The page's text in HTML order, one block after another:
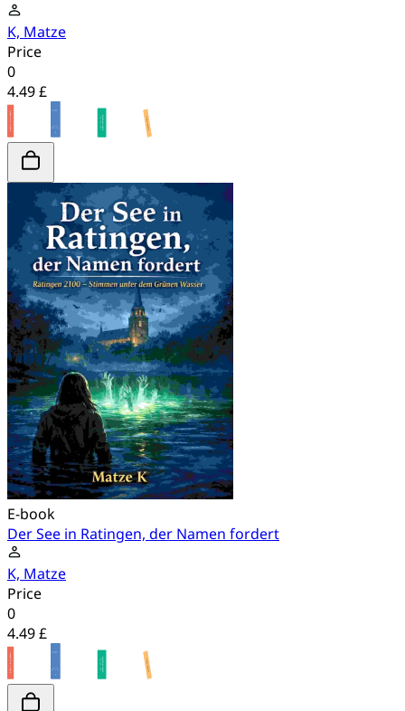
K, Matze
Price
0
4.49 £
E-book
Der See in Ratingen, der Namen fordert
K, Matze
Price
0
4.49 £